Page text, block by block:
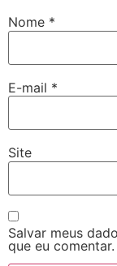
Nome *
E-mail *
Site
Salvar meus
que eu comentar.